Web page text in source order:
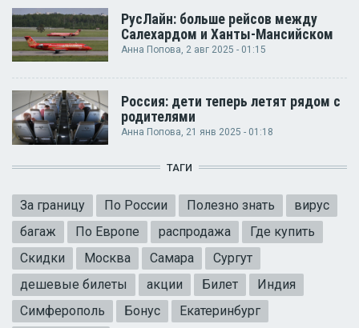
РусЛайн: больше рейсов между
Салехардом и Ханты-Мансийском
Анна Попова , 2 авг 2025 - 01:15
Россия: дети теперь летят рядом с
родителями
Анна Попова, 21 янв 2025 - 01:18
ТАГИ
За границу По России Полезно знать
вирус
багаж
По Европе распродажа
Где купить
Скидки
Москва Самара
Сургут
дешевые билеты
акции Билет
Индия
Симферополь
Бонус Екатеринбург